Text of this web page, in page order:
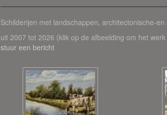
Schilderijen met landschappen, architectonische-
uit 2007 tot 2026 (klik op de afbeelding om het
stuur een bericht